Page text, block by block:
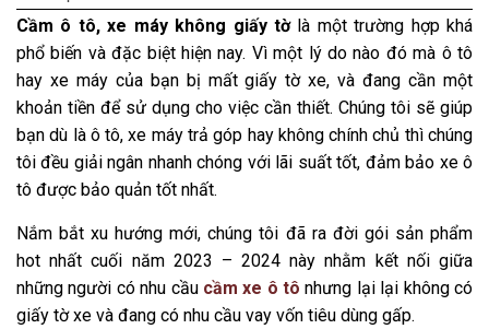
Cầm ô tô, xe máy không giấy tờlà một trường hợp khá
phổ biến và đặc biệt hiện nay. Vì một lý do nào đó mà ô tô
hay xe máy của bạn bị mất giấy tờ xe, và đang cần một
khoản tiền để sử dụng cho việc cần thiết. Chúng tôi sẽ giúp
bạn dù là ô tô, xe máy trả góp hay không chính chủ thì chúng
tôi đều giải ngân nhanh chóng với lãi suất tốt, đảm bảo xe ô
tô được bảo quản tốt nhất.
Nắm bắt xu hướng mới, chúng tôi đã ra đời gói sản phẩm
hot nhất cuối năm 2023 – 2024 này nhằm kết nối giữa
những người có nhu cầu cầm xe ô tô nhưng lại lại không có
giấy tờ xe và đang có nhu cầu vay vốn tiêu dùng gấp.